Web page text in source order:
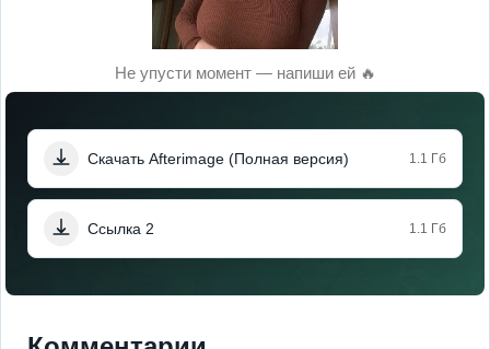
Не упусти момент — напиши ей 🔥
Скачать Afterimage (Полная версия) 1.1 Гб
Ссылка 2 1.1 Гб